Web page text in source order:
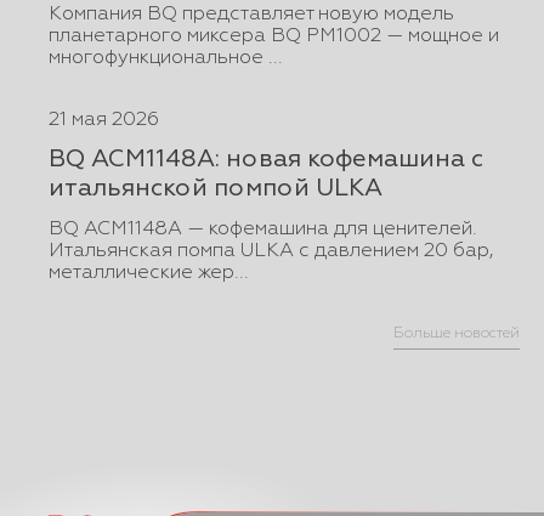
Компания BQ представляет новую модель
планетарного миксера BQ PM1002 — мощное и
многофункциональное ...
21 мая 2026
BQ ACM1148A: новая кофемашина с
итальянской помпой ULKA
BQ ACM1148A — кофемашина для ценителей.
Итальянская помпа ULKA с давлением 20 бар,
металлические жер...
Больше новостей